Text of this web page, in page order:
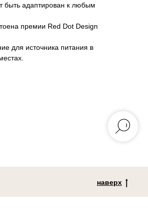
быть адаптирован к любым
премии Red Dot Design
для источника питания в
наверх